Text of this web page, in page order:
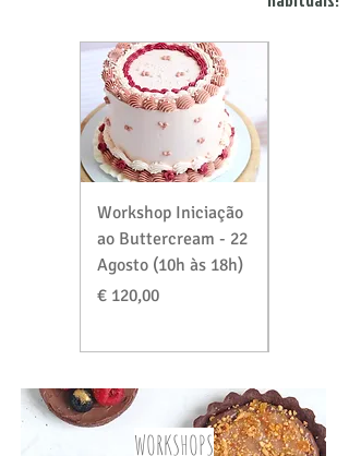
Workshop Iniciação
ao Buttercream - 22
Agosto (10h às 18h)
Preço
€ 120,00
WORKSHOPS